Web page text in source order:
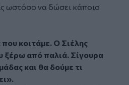
ωστόσο να δώσει κάποιο
κοιτάμε. Ο Σιέλης
ξέρω από παλιά. Σίγουρα
και θα δούμε τι